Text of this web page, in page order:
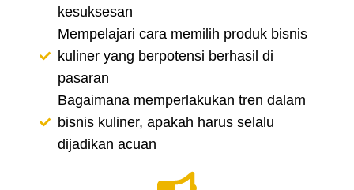
kesuksesan
Mempelajari cara memilih produk bisnis
kuliner yang berpotensi berhasil di
pasaran
Bagaimana memperlakukan tren dalam
bisnis kuliner, apakah harus selalu
dijadikan acuan